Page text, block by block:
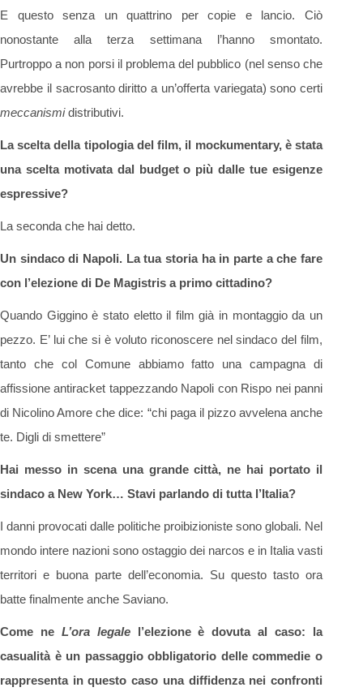
E questo senza un quattrino per copie e lancio. Ciò
nonostante alla terza settimana l’hanno smontato.
Purtroppo a non porsi il problema del pubblico (nel senso che
avrebbe il sacrosanto diritto a un’offerta variegata) sono certi
meccanismidistributivi.
La scelta della tipologia del film, il mockumentary, è stata
una scelta motivata dal budget o più dalle tue esigenze
espressive?
La seconda che hai detto.
Un sindaco di Napoli. La tua storia ha in parte a che fare
con l’elezione di De Magistris a primo cittadino?
Quando Giggino è stato eletto il film già in montaggio da un
pezzo. E’ lui che si è voluto riconoscere nel sindaco del film,
tanto che col Comune abbiamo fatto una campagna di
affissione antiracket tappezzando Napoli con Rispo nei panni
di Nicolino Amore che dice: “chi paga il pizzo avvelena anche
te. Digli di smettere”
Hai messo in scena una grande città, ne hai portato il
sindaco a New York… Stavi parlando di tutta l’Italia?
I danni provocati dalle politiche proibizioniste sono globali. Nel
mondo intere nazioni sono ostaggio dei narcos e in Italia vasti
territori e buona parte dell’economia. Su questo tasto ora
batte finalmente anche Saviano.
Come ne L’ora legalel’elezione è dovuta al caso: la
casualità è un passaggio obbligatorio delle commedie o
rappresenta in questo caso una diffidenza nei confronti